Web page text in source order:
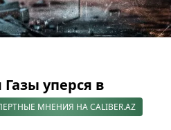
уперся в
МНЕНИЯ НА CALIBER.AZ